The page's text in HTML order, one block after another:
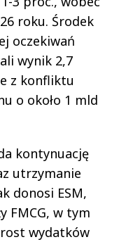
roku. Środek
oczekiwań
wynik 2,7
z konfliktu
o około 1 mld
kontynuację
utrzymanie
donosi ESM,
FMCG, w tym
wydatków